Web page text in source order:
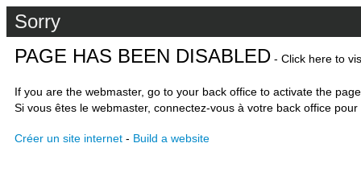
Sorry
PAGE HAS BEEN DISABLED - Click here to
If you are the webmaster, go to your back office to activate the
Si vous êtes le webmaster, connectez-vous à votre back office
Créer un site internet - Build a website